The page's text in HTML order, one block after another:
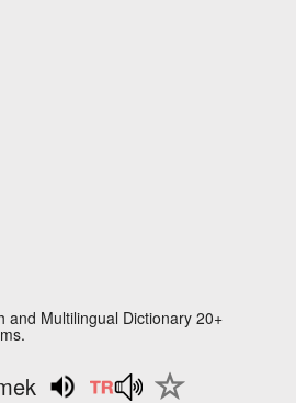
and Multilingual Dictionary 20+